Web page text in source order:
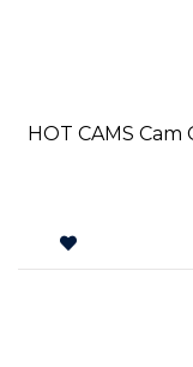
HOT CAMS Cam